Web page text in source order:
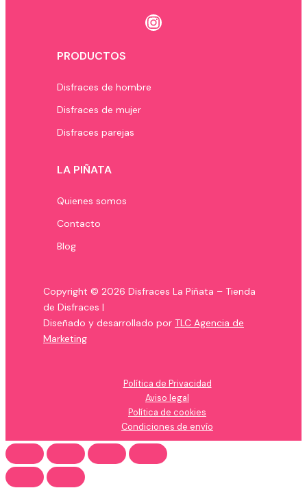
Instagram
PRODUCTOS
Disfraces de hombre
Disfraces de mujer
Disfraces parejas
LA PIÑATA
Quienes somos
Contacto
Blog
Copyright © 2026 Disfraces La Piñata – Tienda
de Disfraces |
Diseñado y desarrollado por TLC Agencia de
Marketing
Política de Privacidad
Aviso legal
Política de cookies
Condiciones de envío